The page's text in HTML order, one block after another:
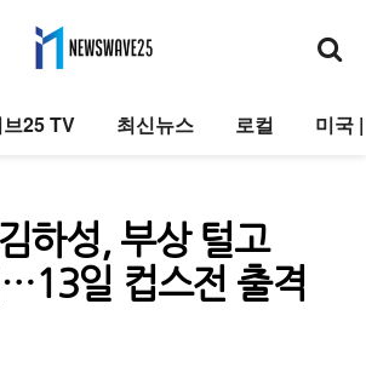
25 TV 최신뉴스 로컬 미국
하성, 부상 털고
일 컵스전 출격